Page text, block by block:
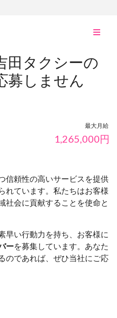
ナ
り
田タクシーの
募しません
最大月給
1,265,000円
信頼性の高いサービスを提供
れています。私たちはお客様
社会に貢献することを使命と
早い行動力を持ち、お客様に
ーを募集しています。あなた
のであれば、ぜひ当社にご応